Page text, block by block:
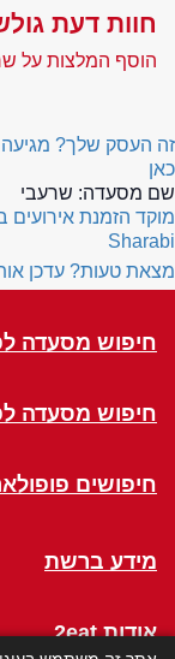
חוות דעת
הוסף המלצות על
זה העסק שלך? מגיעה
כאן
שם מסעדה: שרעבי
מוקד הזמנת אירועים
Sharabi
מצאת טעות? עדכן
חיפוש מסעדה
חיפוש מסעדה
חיפושים
מידע ברשת
אודות 2eat